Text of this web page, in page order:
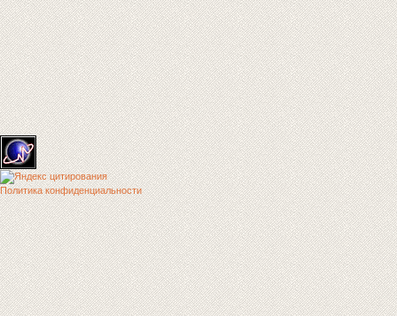
Политика конфиденциальности